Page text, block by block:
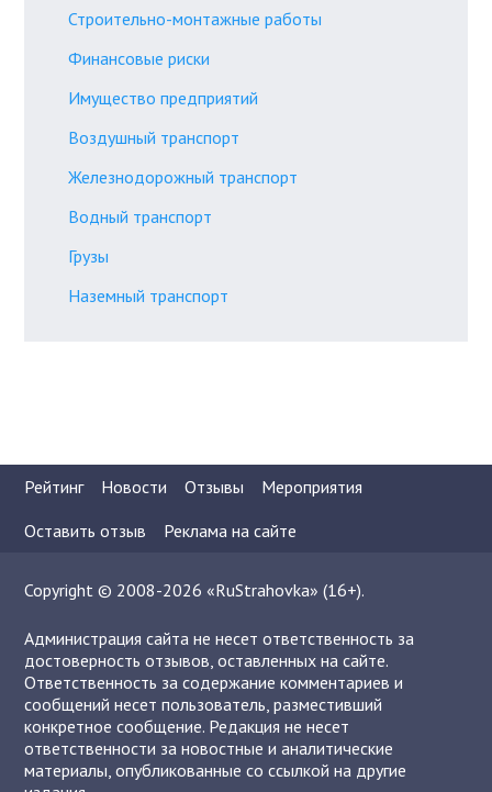
Строительно-монтажные работы
Финансовые риски
Имущество предприятий
Воздушный транспорт
Железнодорожный транспорт
Водный транспорт
Грузы
Наземный транспорт
Рейтинг Новости Отзывы
Мероприятия
Оставить отзыв
Реклама на сайте
Copyright © 2008-2026 «RuStrahovka» (16+).
Администрация сайта не несет ответственность за
достоверность отзывов, оставленных на сайте.
Ответственность за содержание комментариев и
сообщений несет пользователь, разместивший
конкретное сообщение. Редакция не несет
ответственности за новостные и аналитические
материалы, опубликованные со ссылкой на другие